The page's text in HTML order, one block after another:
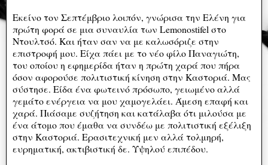
Εκείνο τον Σεπτέμβριο λοιπόν, γνώρισα την Ελένη για
πρώτη φορά σε μια συναυλία των Lemonostifel στο
Ντουλτσό. Και ήταν σαν να με καλωσόριζε στην
επιστροφή μου. Είχα πάει με το νέο φίλο Παναγιώτη,
του οποίου η εφημερίδα ήταν η πρώτη χαρά που πήρα
όσον αφορούσε πολιτιστική κίνηση στην Καστοριά. Μας
σύστησε. Είδα ένα φωτεινό πρόσωπο, γειωμένο αλλά
γεμάτο ενέργεια να μου χαμογελάει. Άμεση επαφή και
χαρά. Πιάσαμε συζήτηση και κατάλαβα ότι μιλούσα με
ένα άτομο που έμαθα να συνδέω με πολιτιστική εξέλιξη
στην Καστοριά. Ερασιτεχνική μεν αλλά τολμηρή,
ευρηματική, ακτιβιστική δε. Υψηλού επιπέδου.